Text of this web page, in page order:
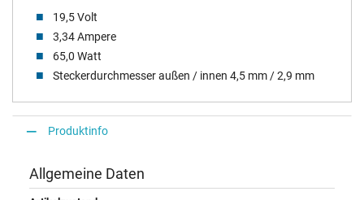
19,5 Volt
3,34 Ampere
65,0 Watt
Steckerdurchmesser außen / innen 4,5 mm / 2,9 mm
Produktinfo
Allgemeine Daten